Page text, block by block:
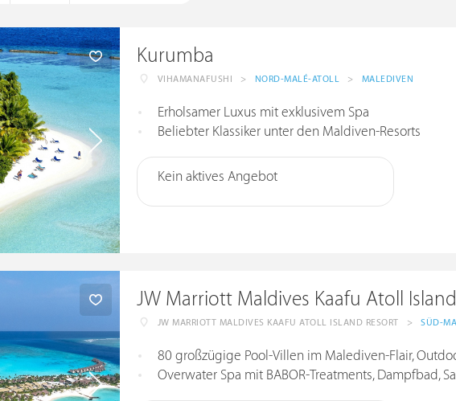
Kurumba
VIHAMANAFUSHI > NORD-MALÉ-ATOLL > MALEDIVEN
Erholsamer Luxus mit exklusivem Spa
Beliebter Klassiker unter den Maldiven-Resorts
Kein aktives Angebot
JW Marriott Maldives Kaafu Atoll
JW MARRIOTT MALDIVES KAAFU ATOLL ISLAND RESORT > SÜD-
80 großzügige Pool-Villen im Malediven-Flair, Outdoor-
Overwater Spa mit BABOR-Treatments, Dampfbad,